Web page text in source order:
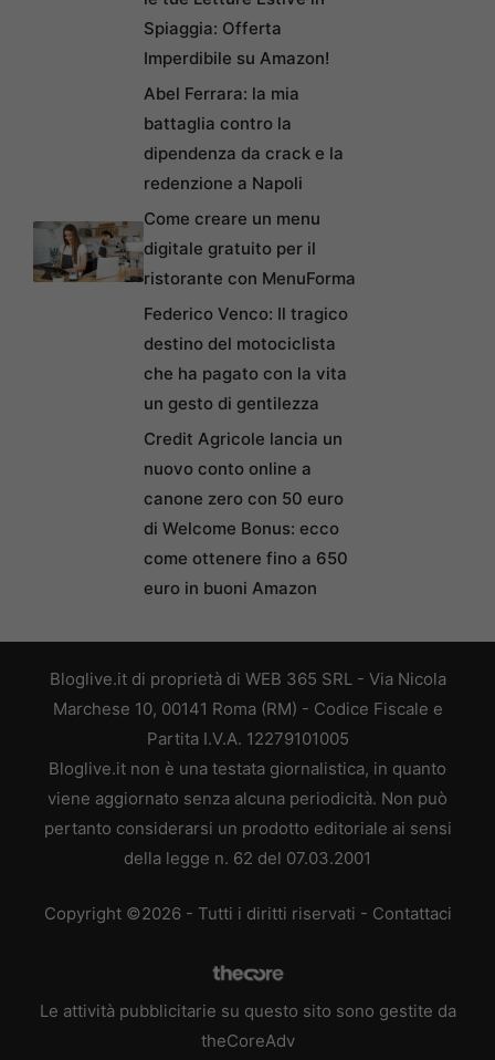
Spiaggia: Offerta
Imperdibile su Amazon!
Abel Ferrara: la mia
battaglia contro la
dipendenza da crack e la
redenzione a Napoli
Come creare un menu
digitale gratuito per il
ristorante con MenuForma
Federico Venco: Il tragico
destino del motociclista
che ha pagato con la vita
un gesto di gentilezza
Credit Agricole lancia un
nuovo conto online a
canone zero con 50 euro
di Welcome Bonus: ecco
come ottenere fino a 650
euro in buoni Amazon
Bloglive.it di proprietà di WEB 365 SRL - Via Nicola
Marchese 10, 00141 Roma (RM) - Codice Fiscale e
Partita I.V.A. 12279101005
Bloglive.it non è una testata giornalistica, in quanto
viene aggiornato senza alcuna periodicità. Non può
pertanto considerarsi un prodotto editoriale ai sensi
della legge n. 62 del 07.03.2001
Copyright ©2026 - Tutti i diritti riservati - Contattaci
Le attività pubblicitarie su questo sito sono gestite da
theCoreAdv